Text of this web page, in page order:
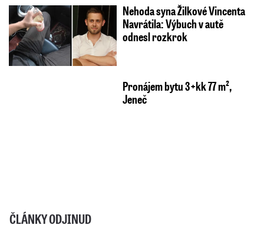
Nehoda syna Žilkové Vincenta
Navrátila: Výbuch v autě
odnesl rozkrok
Pronájem bytu 3+kk 77 m²,
Jeneč
ČLÁNKY ODJINUD